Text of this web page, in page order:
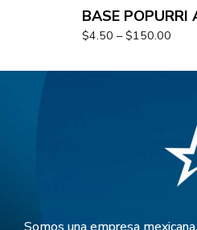
BASE POPURRI
$4.50 – $150.00